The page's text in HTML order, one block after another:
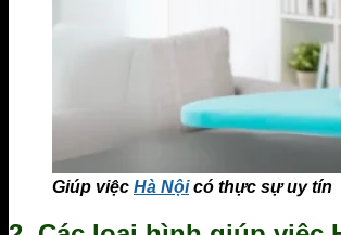
Giúp việc Hà Nộicó thực sự uy tín